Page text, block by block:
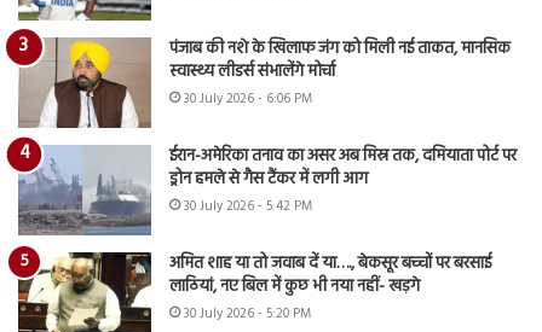
पंजाब की नशे के खिलाफ जंग को मिली नई ताकत, मानसिक
स्वास्थ्य लीडर्स संभालेंगे मोर्चा
30 July 2026 - 6:06 PM
ईरान-अमेरिका तनाव का असर अब मिस्र तक, दमियाता पोर्ट पर
ड्रोन हमले से गैस टैंकर में लगी आग
30 July 2026 - 5:42 PM
अमित शाह या तो जवाब दें या…., बेकसूर बच्चों पर बरसाई
लाठियां, नए बिल में कुछ भी नया नहीं- खड़गे
30 July 2026 - 5:20 PM